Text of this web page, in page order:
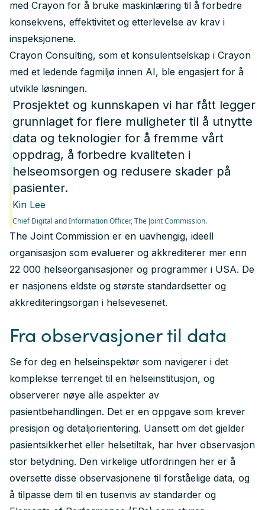
med Crayon for å bruke maskinlæring til å forbedre
konsekvens, effektivitet og etterlevelse av krav i
inspeksjonene.
Crayon Consulting, som et konsulentselskap i Crayon
med et ledende fagmiljø innen AI, ble engasjert for å
utvikle løsningen.
Prosjektet og kunnskapen vi har fått legger
grunnlaget for flere muligheter til å utnytte
data og teknologier for å fremme vårt
oppdrag, å forbedre kvaliteten i
helseomsorgen og redusere skader på
pasienter.
Kin Lee
Chief Digital and Information Officer,The Joint Commission.
The Joint Commission er en uavhengig, ideell
organisasjon som evaluerer og akkrediterer mer enn
22 000 helseorganisasjoner og programmer i USA. De
er nasjonens eldste og største standardsetter og
akkrediteringsorgan i helsevesenet.
Fra observasjoner til data
Se for deg en helseinspektør som navigerer i det
komplekse terrenget til en helseinstitusjon, og
observerer nøye alle aspekter av
pasientbehandlingen. Det er en oppgave som krever
presisjon og detaljorientering. Uansett om det gjelder
pasientsikkerhet eller helsetiltak, har hver observasjon
stor betydning. Den virkelige utfordringen her er å
oversette disse observasjonene til forståelige data, og
å tilpasse dem til en tusenvis av standarder og